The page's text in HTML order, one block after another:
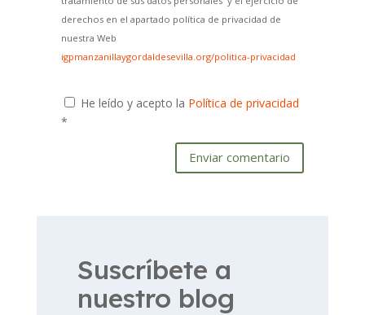
derechos en el apartado política de privacidad de
nuestra Web
igpmanzanillaygordaldesevilla.org/politica-privacidad
He leído y acepto la Política de privacidad
*
Enviar comentario
Suscríbete a
nuestro blog